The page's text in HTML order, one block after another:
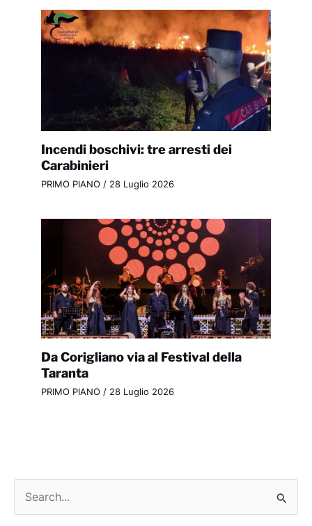
Incendi boschivi: tre arresti dei
Carabinieri
PRIMO PIANO / 28 Luglio 2026
Da Corigliano via al Festival della
Taranta
PRIMO PIANO / 28 Luglio 2026